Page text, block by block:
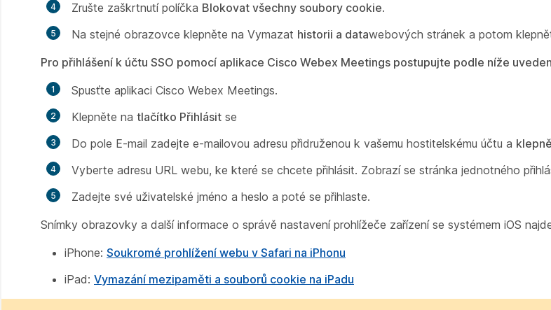
Zrušte zaškrtnutí políčka Blokovat všechny soubory cookie.
Na stejné obrazovce klepněte na Vymazat historii a datawebových stránek a potom
Pro přihlášení k účtu SSO pomocí aplikace Cisco Webex Meetings postupujte podle níže
Spusťte aplikaci Cisco Webex Meetings.
Klepněte na tlačítko Přihlásit se
Do pole E-mail zadejte e-mailovou adresu přidruženou k vašemu hostitelskému účtu a
Vyberte adresu URL webu, ke které se chcete přihlásit. Zobrazí se stránka jednotného
Zadejte své uživatelské jméno a heslo a poté se přihlaste.
Snímky obrazovky a další informace o správě nastavení prohlížeče zařízení se systémem iOS
iPhone: Soukromé prohlížení webu v Safari na iPhonu
iPad: Vymazání mezipaměti a souborů cookie na iPadu